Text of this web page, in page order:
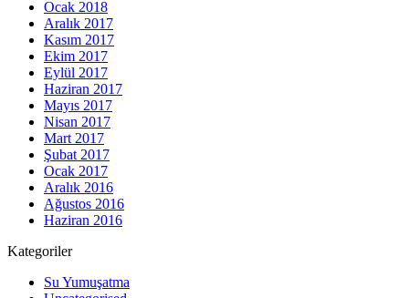
Ocak 2018
Aralık 2017
Kasım 2017
Ekim 2017
Eylül 2017
Haziran 2017
Mayıs 2017
Nisan 2017
Mart 2017
Şubat 2017
Ocak 2017
Aralık 2016
Ağustos 2016
Haziran 2016
Kategoriler
Su Yumuşatma